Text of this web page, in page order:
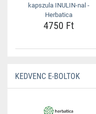
kapszula INULIN-nal -
Herbatica
4750 Ft
KEDVENC E-BOLTOK